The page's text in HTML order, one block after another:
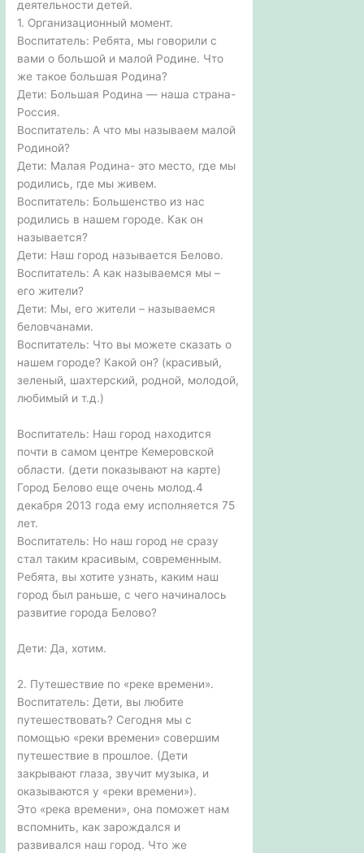
деятельности детей.
1. Организационный момент.
Воспитатель: Ребята, мы говорили с
вами о большой и малой Родине. Что
же такое большая Родина?
Дети: Большая Родина — наша страна-
Россия.
Воспитатель: А что мы называем малой
Родиной?
Дети: Малая Родина- это место, где мы
родились, где мы живем.
Воспитатель: Большенство из нас
родились в нашем городе. Как он
называется?
Дети: Наш город называется Белово.
Воспитатель: А как называемся мы –
его жители?
Дети: Мы, его жители – называемся
беловчанами.
Воспитатель: Что вы можете сказать о
нашем городе? Какой он? (красивый,
зеленый, шахтерский, родной, молодой,
любимый и т.д.)
Воспитатель: Наш город находится
почти в самом центре Кемеровской
области. (дети показывают на карте)
Город Белово еще очень молод.4
декабря 2013 года ему исполняется 75
лет.
Воспитатель: Но наш город не сразу
стал таким красивым, современным.
Ребята, вы хотите узнать, каким наш
город был раньше, с чего начиналось
развитие города Белово?
Дети: Да, хотим.
2. Путешествие по «реке времени».
Воспитатель: Дети, вы любите
путешествовать? Сегодня мы с
помощью «реки времени» совершим
путешествие в прошлое. (Дети
закрывают глаза, звучит музыка, и
оказываются у «реки времени»).
Это «река времени», она поможет нам
вспомнить, как зарождался и
развивался наш город. Что же